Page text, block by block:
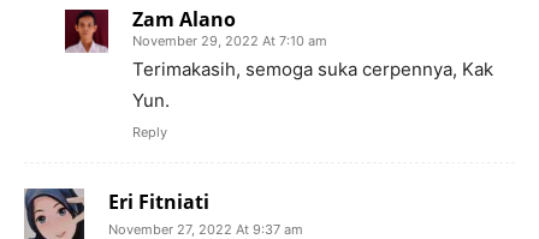
Zam Alano
November 29, 2022 At 7:10 am
Terimakasih, semoga suka cerpennya, Kak
Yun.
Reply
Eri Fitniati
November 27, 2022 At 9:37 am